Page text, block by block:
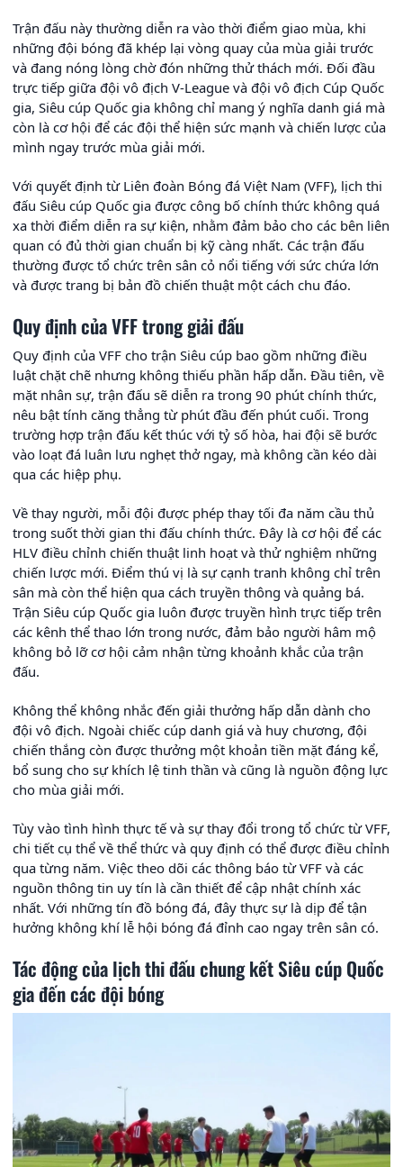
Trận đấu này thường diễn ra vào thời điểm giao mùa, khi
những đội bóng đã khép lại vòng quay của mùa giải trước
và đang nóng lòng chờ đón những thử thách mới. Đối đầu
trực tiếp giữa đội vô địch V-League và đội vô địch Cúp Quốc
gia, Siêu cúp Quốc gia không chỉ mang ý nghĩa danh giá mà
còn là cơ hội để các đội thể hiện sức mạnh và chiến lược của
mình ngay trước mùa giải mới.
Với quyết định từ Liên đoàn Bóng đá Việt Nam (VFF), lịch thi
đấu Siêu cúp Quốc gia được công bố chính thức không quá
xa thời điểm diễn ra sự kiện, nhằm đảm bảo cho các bên liên
quan có đủ thời gian chuẩn bị kỹ càng nhất. Các trận đấu
thường được tổ chức trên sân cỏ nổi tiếng với sức chứa lớn
và được trang bị bản đồ chiến thuật một cách chu đáo.
Quy định của VFF trong giải đấu
Quy định của VFF cho trận Siêu cúp bao gồm những điều
luật chặt chẽ nhưng không thiếu phần hấp dẫn. Đầu tiên, về
mặt nhân sự, trận đấu sẽ diễn ra trong 90 phút chính thức,
nêu bật tính căng thẳng từ phút đầu đến phút cuối. Trong
trường hợp trận đấu kết thúc với tỷ số hòa, hai đội sẽ bước
vào loạt đá luân lưu nghẹt thở ngay, mà không cần kéo dài
qua các hiệp phụ.
Về thay người, mỗi đội được phép thay tối đa năm cầu thủ
trong suốt thời gian thi đấu chính thức. Đây là cơ hội để các
HLV điều chỉnh chiến thuật linh hoạt và thử nghiệm những
chiến lược mới. Điểm thú vị là sự cạnh tranh không chỉ trên
sân mà còn thể hiện qua cách truyền thông và quảng bá.
Trận Siêu cúp Quốc gia luôn được truyền hình trực tiếp trên
các kênh thể thao lớn trong nước, đảm bảo người hâm mộ
không bỏ lỡ cơ hội cảm nhận từng khoảnh khắc của trận
đấu.
Không thể không nhắc đến giải thưởng hấp dẫn dành cho
đội vô địch. Ngoài chiếc cúp danh giá và huy chương, đội
chiến thắng còn được thưởng một khoản tiền mặt đáng kể,
bổ sung cho sự khích lệ tinh thần và cũng là nguồn động lực
cho mùa giải mới.
Tùy vào tình hình thực tế và sự thay đổi trong tổ chức từ VFF,
chi tiết cụ thể về thể thức và quy định có thể được điều chỉnh
qua từng năm. Việc theo dõi các thông báo từ VFF và các
nguồn thông tin uy tín là cần thiết để cập nhật chính xác
nhất. Với những tín đồ bóng đá, đây thực sự là dịp để tận
hưởng không khí lễ hội bóng đá đỉnh cao ngay trên sân có.
Tác động của lịch thi đấu chung kết Siêu cúp Quốc
gia đến các đội bóng